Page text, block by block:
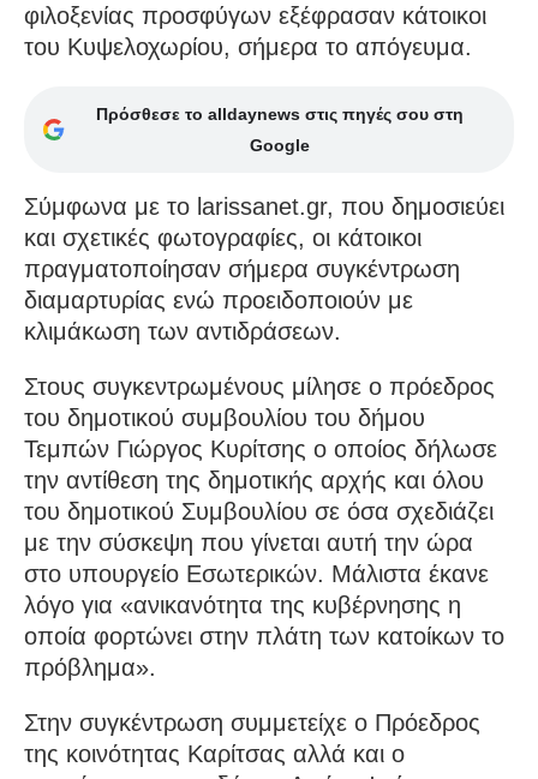
φιλοξενίας προσφύγων εξέφρασαν κάτοικοι
του Κυψελοχωρίου, σήμερα το απόγευμα.
Πρόσθεσε το alldaynews στις πηγές σου στη
Google
Σύμφωνα με το larissanet.gr, που δημοσιεύει
και σχετικές φωτογραφίες, οι κάτοικοι
πραγματοποίησαν σήμερα συγκέντρωση
διαμαρτυρίας ενώ προειδοποιούν με
κλιμάκωση των αντιδράσεων.
Στους συγκεντρωμένους μίλησε ο πρόεδρος
του δημοτικού συμβουλίου του δήμου
Τεμπών Γιώργος Κυρίτσης ο οποίος δήλωσε
την αντίθεση της δημοτικής αρχής και όλου
του δημοτικού Συμβουλίου σε όσα σχεδιάζει
με την σύσκεψη που γίνεται αυτή την ώρα
στο υπουργείο Εσωτερικών. Μάλιστα έκανε
λόγο για «ανικανότητα της κυβέρνησης η
οποία φορτώνει στην πλάτη των κατοίκων το
πρόβλημα».
Στην συγκέντρωση συμμετείχε ο Πρόεδρος
της κοινότητας Καρίτσας αλλά και ο